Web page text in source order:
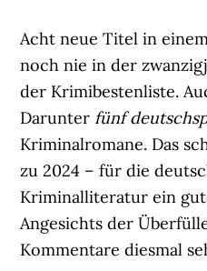
Acht neue Titel in
noch nie in der
der Krimibestenliste.
Darunter fünf
Kriminalromane. Das
zu 2024 – für die
Kriminalliteratur ein
Angesichts der
Kommentare diesmal